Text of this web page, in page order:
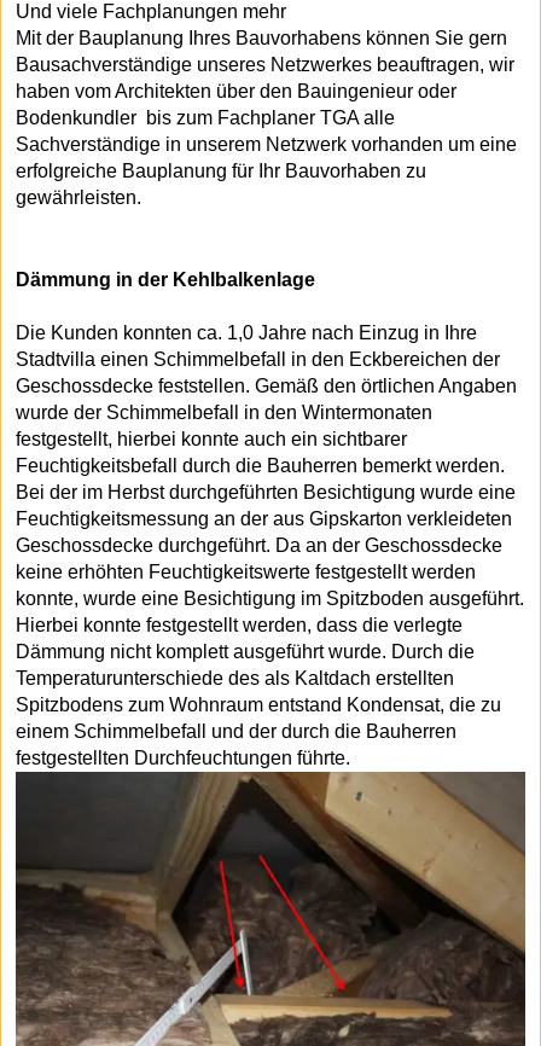
Und viele Fachplanungen mehr
Mit der Bauplanung Ihres Bauvorhabens können Sie gern
Bausachverständige unseres Netzwerkes beauftragen, wir
haben vom Architekten über den Bauingenieur oder
Bodenkundler bis zum Fachplaner TGA alle
Sachverständige in unserem Netzwerk vorhanden um eine
erfolgreiche Bauplanung für Ihr Bauvorhaben zu
gewährleisten.
Dämmung in der Kehlbalkenlage
Die Kunden konnten ca. 1,0 Jahre nach Einzug in Ihre
Stadtvilla einen Schimmelbefall in den Eckbereichen der
Geschossdecke feststellen. Gemäß den örtlichen Angaben
wurde der Schimmelbefall in den Wintermonaten
festgestellt, hierbei konnte auch ein sichtbarer
Feuchtigkeitsbefall durch die Bauherren bemerkt werden.
Bei der im Herbst durchgeführten Besichtigung wurde eine
Feuchtigkeitsmessung an der aus Gipskarton verkleideten
Geschossdecke durchgeführt. Da an der Geschossdecke
keine erhöhten Feuchtigkeitswerte festgestellt werden
konnte, wurde eine Besichtigung im Spitzboden ausgeführt.
Hierbei konnte festgestellt werden, dass die verlegte
Dämmung nicht komplett ausgeführt wurde. Durch die
Temperaturunterschiede des als Kaltdach erstellten
Spitzbodens zum Wohnraum entstand Kondensat, die zu
einem Schimmelbefall und der durch die Bauherren
festgestellten Durchfeuchtungen führte.